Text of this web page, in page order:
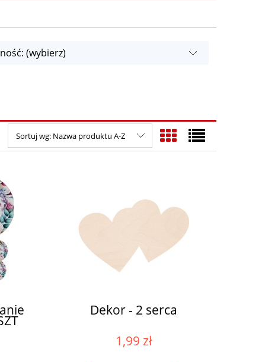
(wybierz)
Sortuj wg: Nazwa produktu A-Z
Dekor - 2 serca
1,99 zł